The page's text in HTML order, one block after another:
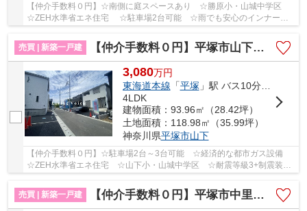
【仲介手数料０円】☆南側に庭スペースあり ☆勝原小・山城中学区
☆ZEH水準省エネ住宅 ☆駐車場2台可能 ☆雨でも安心のインナーバ
売買 | 新築一戸建
【仲介手数料０円】平塚市山下第15 新築一戸建て 全4棟
3,080万円
東海道本線 「平塚 」駅 バス10分 「山下（平塚市）」 停歩4分
4LDK
建物面積：93.96㎡（28.42坪）
土地面積：118.98㎡（35.99坪）
神奈川県平塚市山下
【仲介手数料０円】☆駐車場2台～3台可能 ☆経済的な都市ガス設備
☆ZEH水準省エネ住宅 ☆山下小・山城中学区 ☆耐震等級3+制震装置
で地震に強い家 ☆コンビニ徒歩圏内♪ 【平塚市の新築...
売買 | 新築一戸建
【仲介手数料０円】平塚市中里第6 新築一戸建て 1号棟 全2棟